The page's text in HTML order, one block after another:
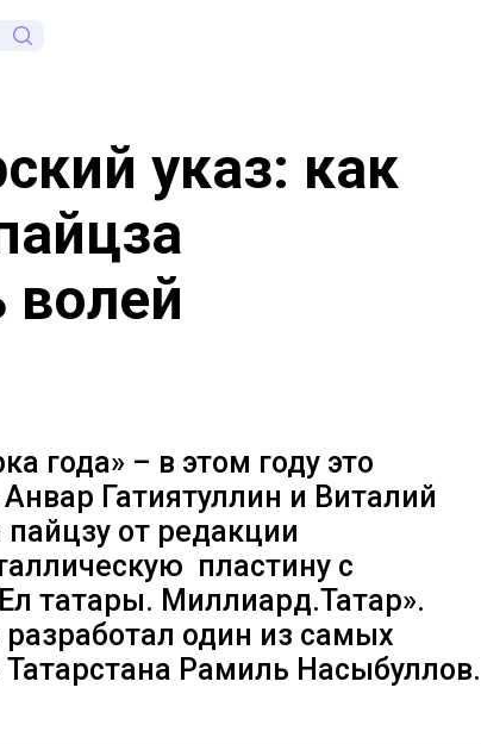
указ: как
волей
года» – в этом году это
Гатиятуллин и Виталий
от редакции
пластину с
татары. Миллиард.Татар».
один из самых
Татарстана Рамиль Насыбуллов.